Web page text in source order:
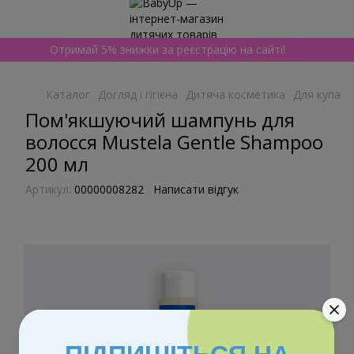
Отримай 5% знижки за реєстрацію на сайті!
Каталог Догляд і гігієна Дитяча косметика Для
Пом'якшуючий шампунь для
волосся Mustela Gentle Shampoo
200 мл
Артикул: 00000008282 Написати відгук